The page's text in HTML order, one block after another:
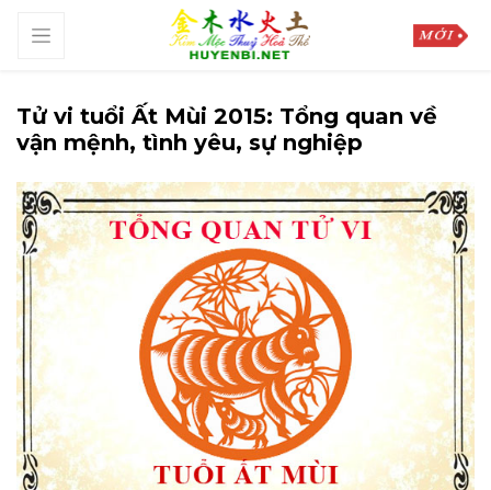
Tử vi tuổi Ất Mùi 2015: Tổng quan về
vận mệnh, tình yêu, sự nghiệp